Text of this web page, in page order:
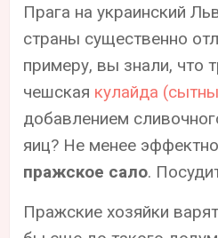
Прага на украинский
страны существенно
примеру, вы знали, что
чешская кулайда
добавлением
яиц? Не менее
пражское сало.
Пражские хозяйки